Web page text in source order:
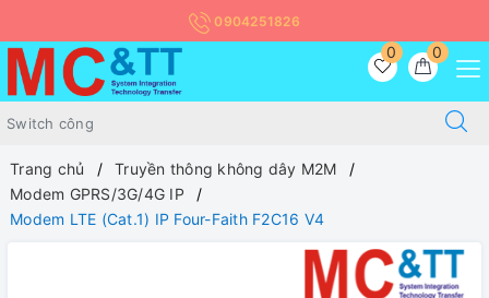
0904251826
0
0
Trang chủ
Truyền thông không dây M2M
Modem GPRS/3G/4G IP
Modem LTE (Cat.1) IP Four-Faith F2C16 V4